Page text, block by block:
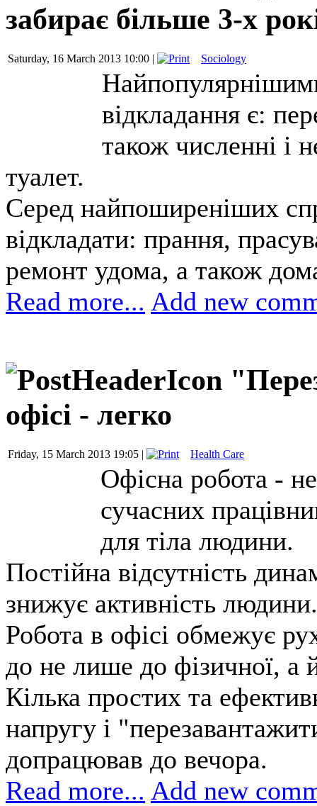
забирає більше 3-х
Saturday, 16 March 2013 10:00 | Sociology
відкладання є:
також численні і
туалет.
Серед найпоширеніших
відкладати: прання,
ремонт удома, а також
Read more... Add new
офісі - легко
Friday, 15 March 2013 19:05 | Health Care
Офісна робота -
сучасних
для тіла людини.
Постійна відсутність
знижує активність людини.
Робота в офісі обмежує
до не лише до фізичної, а
Кілька простих та
напругу і
допрацював до вечора.
Read more... Add new